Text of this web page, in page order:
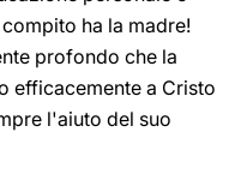
ha la madre!
profondo che la
efficacemente a Cristo
l'aiuto del suo